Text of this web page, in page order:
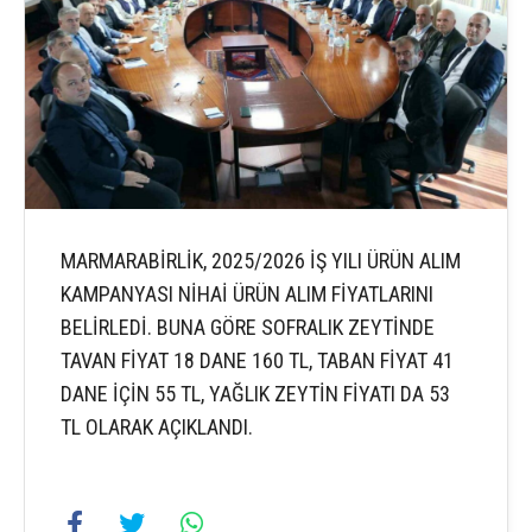
MARMARABİRLİK, 2025/2026 İŞ YILI ÜRÜN ALIM
KAMPANYASI NİHAİ ÜRÜN ALIM FİYATLARINI
BELİRLEDİ. BUNA GÖRE SOFRALIK ZEYTİNDE
TAVAN FİYAT 18 DANE 160 TL, TABAN FİYAT 41
DANE İÇİN 55 TL, YAĞLIK ZEYTİN FİYATI DA 53
TL OLARAK AÇIKLANDI.